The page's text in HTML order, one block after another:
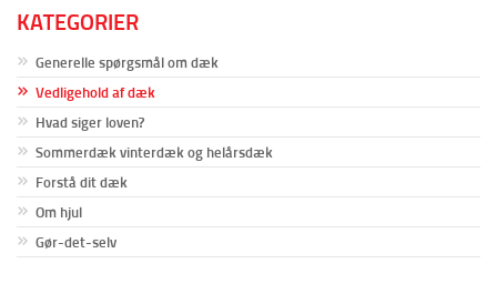
KATEGORIER
Generelle spørgsmål om dæk
Vedligehold af dæk
Hvad siger loven?
Sommerdæk vinterdæk og helårsdæk
Forstå dit dæk
Om hjul
Gør-det-selv